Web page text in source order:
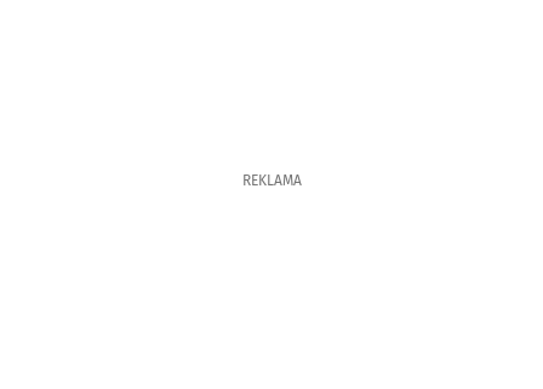
REKLAMA